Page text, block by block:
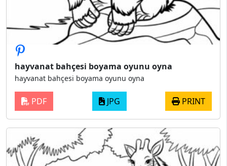
hayvanat bahçesi boyama oyunu oyna
hayvanat bahçesi boyama oyunu oyna
PDF JPG PRINT